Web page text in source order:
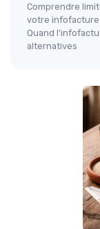
Comprendre
votre infofacture
Quand
alternatives